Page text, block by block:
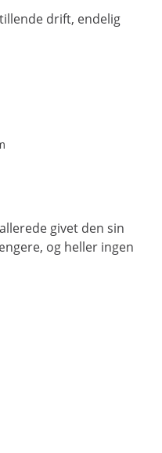
drift, endelig
givet den sin
og heller ingen